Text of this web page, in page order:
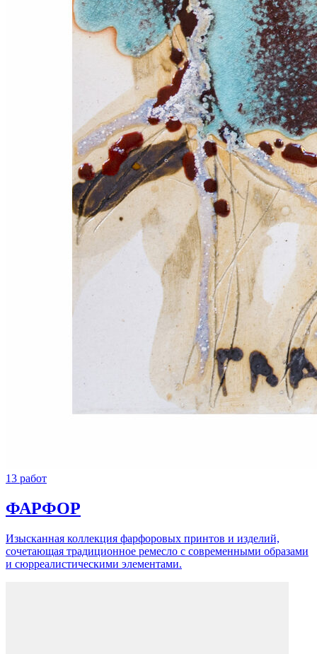
13 работ
ФАРФОР
Изысканная коллекция фарфоровых принтов и изделий,
сочетающая традиционное ремесло с современными образами
и сюрреалистическими элементами.